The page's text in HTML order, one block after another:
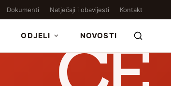
Dokumenti Natječaji i obavijesti Kontakt
ODJELI NOVOSTI